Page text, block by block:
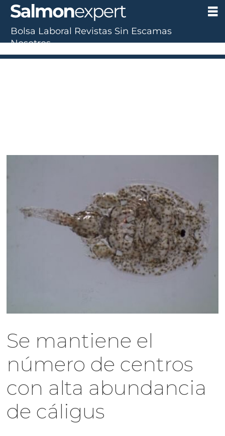
Se mantiene el
número de centros
con alta abundancia
de cáligus
Bolsa Laboral Revistas Sin Escamas
Nosotros